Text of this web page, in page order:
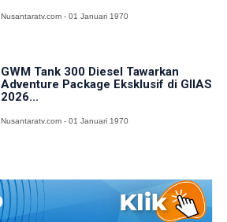
Nusantaratv.com - 01 Januari 1970
GWM Tank 300 Diesel Tawarkan
Adventure Package Eksklusif di GIIAS
2026...
Nusantaratv.com - 01 Januari 1970
Mercedes-Benz Rayakan 140 Tahun
Inovasi: Dari Mobil Pertama di Dunia
h...